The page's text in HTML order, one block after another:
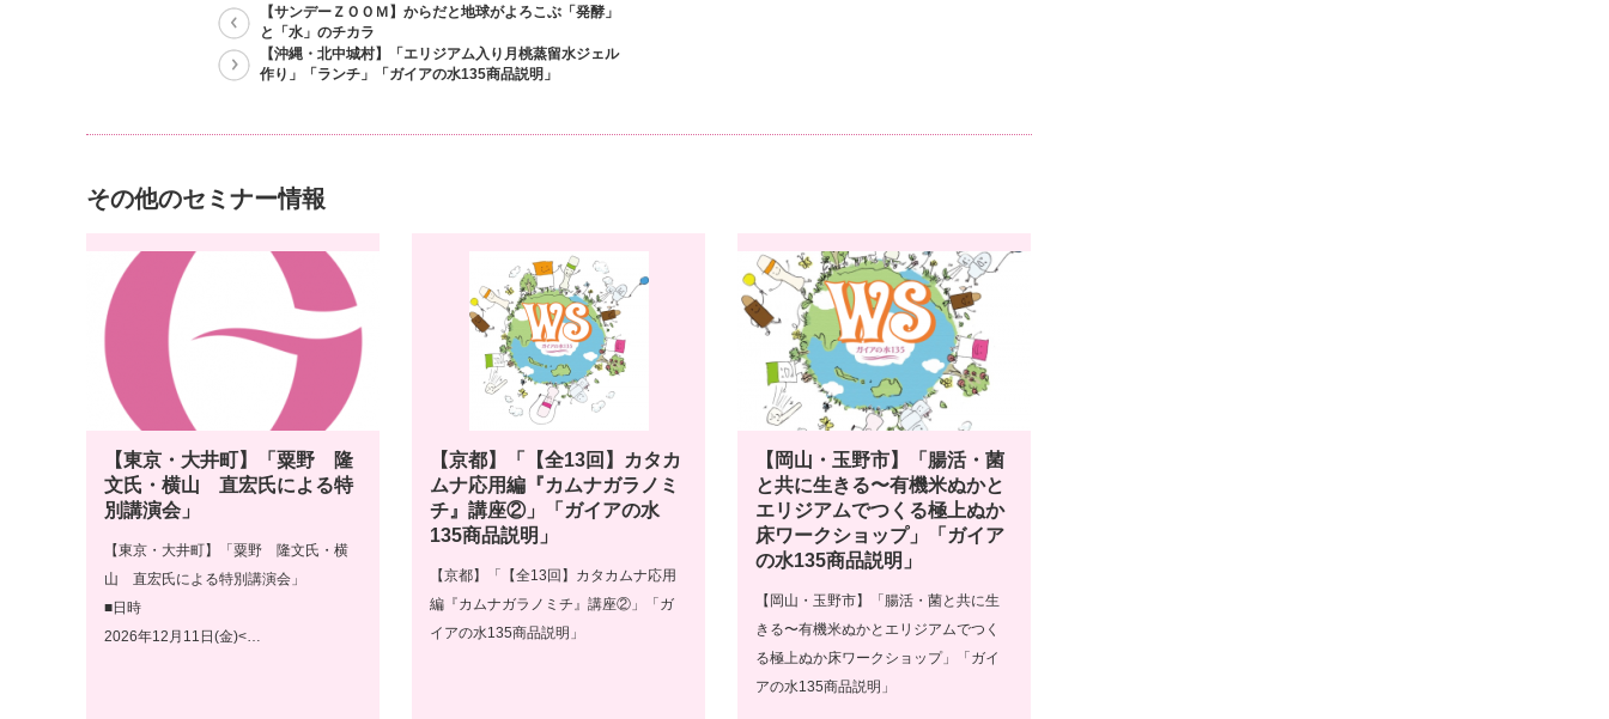
【サンデーＺＯＯＭ】からだと地球がよろこぶ「発酵」
と「水」のチカラ
【沖縄・北中城村】「エリジアム入り月桃蒸留水ジェル
作り」「ランチ」「ガイアの水135商品説明」
その他のセミナー情報
【東京・大井町】「粟野 隆
文氏・横山 直宏氏による特
別講演会」
【東京・大井町】「粟野 隆文氏・横
山 直宏氏による特別講演会」
■日時
2026年12月11日(金)<…
【京都】「【全13回】カタカ
ムナ応用編『カムナガラノミ
チ』講座②」「ガイアの水
135商品説明」
【京都】「【全13回】カタカムナ応用
編『カムナガラノミチ』講座②」「ガ
イアの水135商品説明」
【岡山・玉野市】「腸活・菌
と共に生きる〜有機米ぬかと
エリジアムでつくる極上ぬか
床ワークショップ」「ガイア
の水135商品説明」
【岡山・玉野市】「腸活・菌と共に生
きる〜有機米ぬかとエリジアムでつく
る極上ぬか床ワークショップ」「ガイ
アの水135商品説明」